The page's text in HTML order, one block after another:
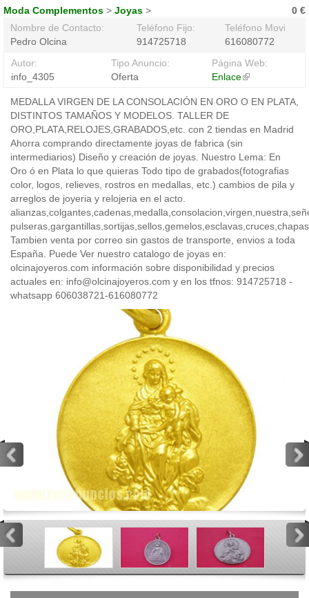
0 €
Moda Complementos > Joyas >
Nombre de Contacto:
Pedro Olcina
Teléfono Fijo:
914725718
Teléfono Movil:
616080772
Autor:
info_4305
Tipo Anuncio:
Oferta
Página Web:
Enlace(link
external)
MEDALLA VIRGEN DE LA CONSOLACIÓN EN ORO O EN PLATA,
DISTINTOS TAMAÑOS Y MODELOS. TALLER DE
ORO,PLATA,RELOJES,GRABADOS,etc. con 2 tiendas en Madrid
Ahorra comprando directamente joyas de fabrica (sin
intermediarios) Diseño y creación de joyas. Nuestro Lema: En
Oro ó en Plata lo que quieras Todo tipo de grabados(fotografias
color, logos, relieves, rostros en medallas, etc.) cambios de pila y
arreglos de joyeria y relojeria en el acto.
Tambien venta por correo sin gastos de transporte, envios a toda
España. Puede Ver nuestro catalogo de joyas en:
olcinajoyeros.com información sobre disponibilidad y precios
actuales en: info@olcinajoyeros.com y en los tfnos: 914725718 -
whatsapp 606038721-616080772